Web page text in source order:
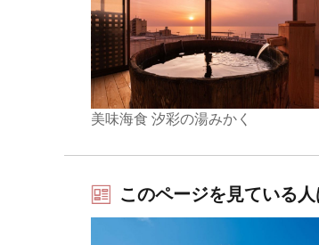
美味海食 汐彩の湯みかく
このページを見ている